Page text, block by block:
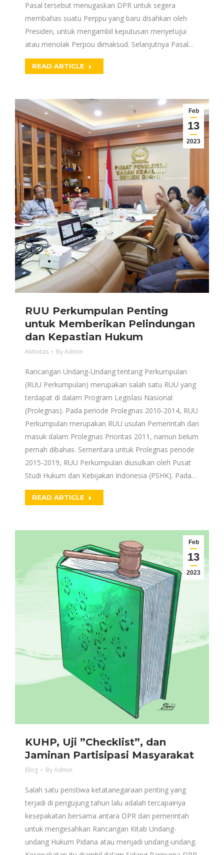
Pasal tersebut menugaskan DPR untuk segera
membahas suatu Perppu yang baru disahkan oleh
Presiden, untuk mengambil keputusan menyetujui
atau menolak Perpou dimaksud. Selanjutnya Pasal…
READ ARTICLE
Feb
13
2023
RUU Perkumpulan Penting
untuk Memberikan Pelindungan
dan Kepastian Hukum
Aktivitas ByAdmin
Rancangan Undang-Undang tentang Perkumpulan
(RUU Perkumpulan) merupakan salah satu RUU yang
terdapat di dalam Program Legislasi Nasional
(Prolegnas). Pada periode Prolegnas 2010-2014, RUU
Perkumpulan merupakan RUU usulan Pemerintah dan
masuk dalam Prolegnas Prioritas 2011, namun belum
pernah dibahas. Sementara untuk Prolegnas periode
2015-2019, RUU Perkumpulan diusulkan oleh Pusat
Studi Hukum dan Kebijakan Indonesia (PSHK). Pada…
READ ARTICLE
Feb
13
2023
KUHP, Uji ”Checklist”, dan
Jaminan Partisipasi Masyarakat
Blog ByAdmin
Salah satu peristiwa ketatanegaraan penting yang
terjadi di pengujung tahun lalu adalah tercapainya
kesepakatan bersama antara DPR dan pemerintah
untuk mengesahkan Rancangan Kitab Undang-
undang Hukum Pidana atau menjadi undang-undang.